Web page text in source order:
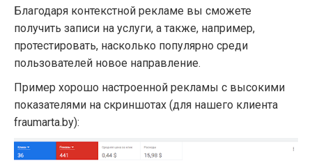
Благодаря контекстной рекламе вы сможете
получить записи на услуги, а также, например,
протестировать, насколько популярно среди
пользователей новое направление.
Пример хорошо настроенной рекламы с высокими
показателями на скриншотах (для нашего клиента
fraumarta.by):